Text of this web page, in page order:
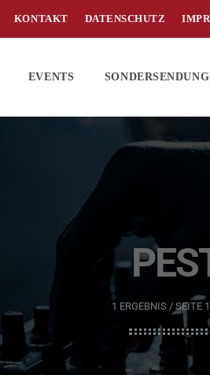
KONTAKT DATENSCHUTZ
EVENTS
1 ERGEBNIS / SEITE